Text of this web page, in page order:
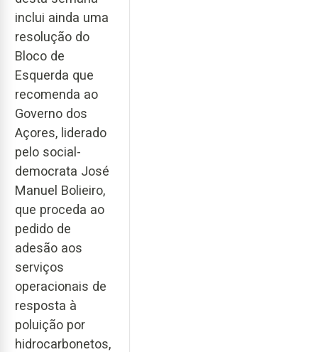
inclui ainda uma
resolução do
Bloco de
Esquerda que
recomenda ao
Governo dos
Açores, liderado
pelo social-
democrata José
Manuel Bolieiro,
que proceda ao
pedido de
adesão aos
serviços
operacionais de
resposta à
poluição por
hidrocarbonetos,